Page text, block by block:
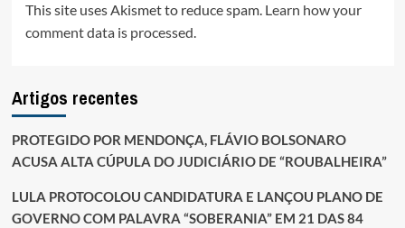
This site uses Akismet to reduce spam. Learn how your
comment data is processed.
Artigos recentes
PROTEGIDO POR MENDONÇA, FLÁVIO BOLSONARO
ACUSA ALTA CÚPULA DO JUDICIÁRIO DE “ROUBALHEIRA”
LULA PROTOCOLOU CANDIDATURA E LANÇOU PLANO DE
GOVERNO COM PALAVRA “SOBERANIA” EM 21 DAS 84